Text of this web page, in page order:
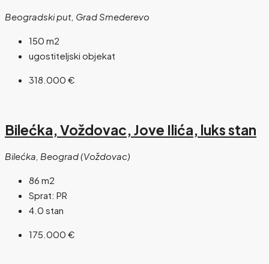
Beogradski put, Grad Smederevo
150 m2
ugostiteljski objekat
318.000 €
Bilećka, Voždovac, Jove Ilića, luks stan
Bilećka, Beograd (Voždovac)
86 m2
Sprat: PR
4.0 stan
175.000 €